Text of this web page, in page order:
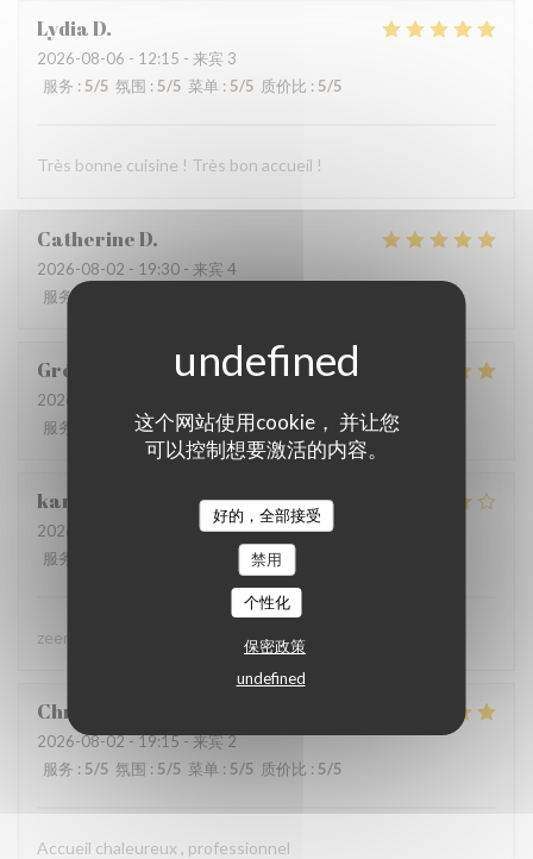
这个网站使用cookie， 并让您
可以控制想要激活的内容。
好的，全部接受
禁用
个性化
保密政策
undefined
LydiaD
2026-08-06 - 12:15 - 来宾 3
服务 :5/5 氛围 : 5/5 菜单 : 5/5 质价比 : 5/5
Très bonne cuisine ! Très bon accueil !
CatherineD
2026-08-02 - 19:30 - 来宾 4
服务
Grégory
2026-08-02
服务
氛围:5 /5 菜单:5/5 质价比: 5 /5
karolien
2026-07-31
- 19:45 - 来宾 4
服务
/5 质价比
zeer lekker gegeten, zeer vriendelijke bediening
Christine
2026-08-02- 19:15 - 来宾 2
服务 : 5/5 氛围 : 5/5 菜单 : 5/5 质价比 : 5/5
Accueil chaleureux , professionnel